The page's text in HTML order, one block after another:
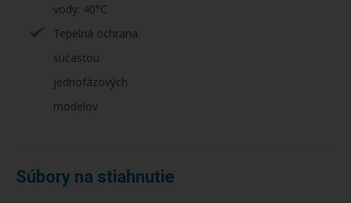
vody: 40°C
Tepelná ochrana
súčasťou
jednofázových
modelov
Súbory na stiahnutie